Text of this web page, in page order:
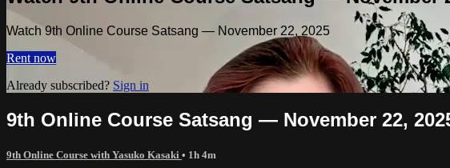
Watch 9th Online Course Satsang — November 22, 2025
Rent now
Already subscribed? Sign in
9th Online Course Satsang — November 22,
9th Online Course with Yasuko Kasaki • 1h 4m